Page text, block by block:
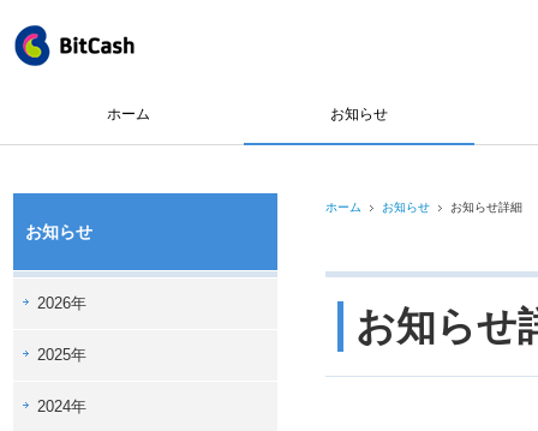
ホーム お知らせ
お知らせ
2026年
2025年
2024年
ホーム お知らせ お知らせ詳細
お知らせ